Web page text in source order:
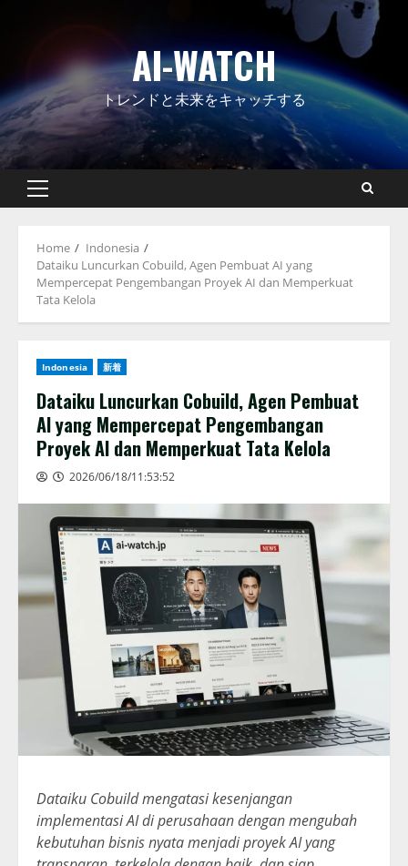
AI-WATCH
トレンドと未来をキャッチする
Primary
Home
Indonesia
Dataiku Luncurkan Cobuild, Agen Pembuat AI yang
Mempercepat Pengembangan Proyek AI dan Memperkuat
Tata Kelola
Indonesia 新着
Dataiku Luncurkan Cobuild, Agen Pembuat
AI yang Mempercepat Pengembangan
Proyek AI dan Memperkuat Tata Kelola
2026/06/18/11:53:52
Dataiku Cobuild mengatasi kesenjangan
implementasi AI di perusahaan dengan mengubah
kebutuhan bisnis nyata menjadi proyek AI yang